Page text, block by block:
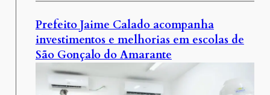
Prefeito Jaime Calado acompanha
investimentos e melhorias em escolas de
São Gonçalo do Amarante